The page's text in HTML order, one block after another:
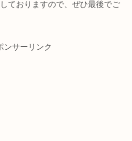
ておりますので、ぜひ最後でご
ンサーリンク